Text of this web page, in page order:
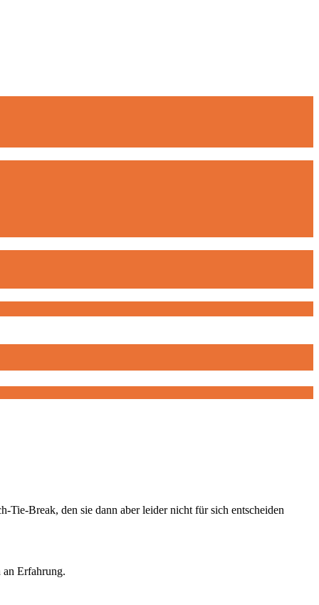
Tie-Break, den sie dann aber leider nicht für sich entscheiden
an Erfahrung.